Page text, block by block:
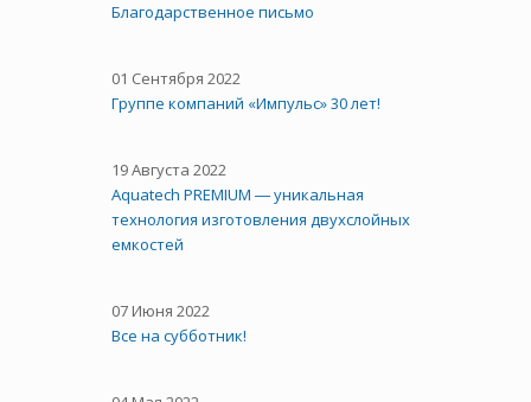
Благодарственное письмо
01 Сентября 2022
Группе компаний «Импульс» 30 лет!
19 Августа 2022
Aquatech PREMIUM ― уникальная
технология изготовления двухслойных
емкостей
07 Июня 2022
Все на субботник!